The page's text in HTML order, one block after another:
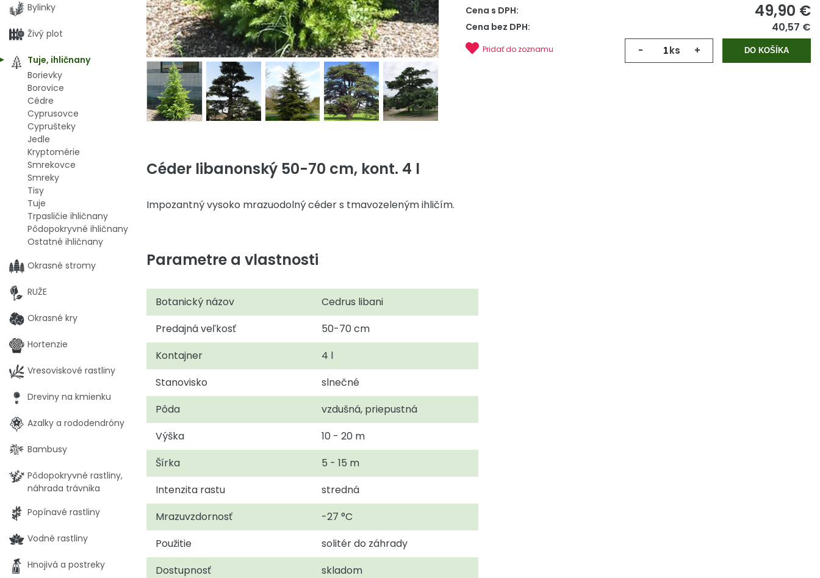
Cena s DPH: 49,90 €
Cena bez DPH: 40,57 €
- ks + DO KOŠÍKA
Pridať do zoznamu
Céder libanonský 50-70 cm, kont. 4 l
Impozantný vysoko mrazuodolný céder s tmavozeleným ihličím.
Parametre a vlastnosti
Botanický názov
Cedrus libani
Predajná veľkosť
50-70 cm
Kontajner
4 l
Stanovisko
slnečné
Pôda
vzdušná, priepustná
Výška
10 - 20 m
Šírka
5 - 15 m
Intenzita rastu
stredná
Mrazuvzdornosť
-27 °C
Použitie
solitér do záhrady
Dostupnosť
skladom
Bylinky
Živý plot
Tuje, ihličnany
Borievky
Borovice
Cédre
Cyprusovce
Cyprušteky
Jedle
Kryptomérie
Smrekovce
Smreky
Tisy
Tuje
Trpasličie ihličnany
Pôdopokryvné ihličnany
Ostatné ihličnany
Okrasné stromy
RUŽE
Okrasné kry
Hortenzie
Vresoviskové rastliny
Dreviny na kmienku
Azalky a rododendróny
Bambusy
Pôdopokryvné rastliny,
náhrada trávnika
Popínavé rastliny
Vodné rastliny
Hnojivá a postreky